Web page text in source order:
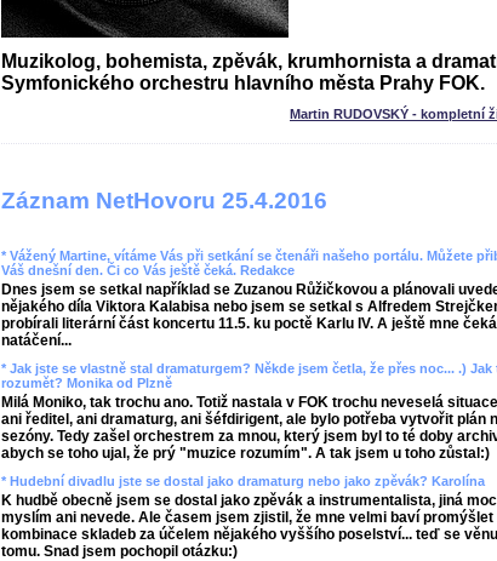
Muzikolog, bohemista, zpěvák, krumhornista a
Symfonického orchestru hlavního města Prahy FOK.
Martin RUDOVSKÝ - kompletní
Záznam NetHovoru 25.4.2016
* Vážený Martine, vítáme Vás při setkání se čtenáři našeho portálu. Můžete
Váš dnešní den. Či co Vás ještě čeká. Redakce
Dnes jsem se setkal například se Zuzanou Růžičkovou a plánovali
nějakého díla Viktora Kalabisa nebo jsem se setkal s Alfredem
probírali literární část koncertu 11.5. ku poctě Karlu IV. A ještě mne
natáčení...
* Jak jste se vlastně stal dramaturgem? Někde jsem četla, že přes noc... .) Jak
rozumět? Monika od Plzně
Milá Moniko, tak trochu ano. Totiž nastala v FOK trochu neveselá
ani ředitel, ani dramaturg, ani šéfdirigent, ale bylo potřeba vytvořit plán
sezóny. Tedy zašel orchestrem za mnou, který jsem byl to té doby
abych se toho ujal, že prý "muzice rozumím". A tak jsem u toho zůstal:)
* Hudební divadlu jste se dostal jako dramaturg nebo jako zpěvák? Karolína
K hudbě obecně jsem se dostal jako zpěvák a instrumentalista, jiná
myslím ani nevede. Ale časem jsem zjistil, že mne velmi baví
kombinace skladeb za účelem nějakého vyššího poselství... teď se
tomu. Snad jsem pochopil otázku:)